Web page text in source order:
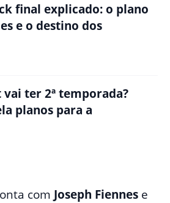
final explicado: o plano
e o destino dos
ter 2ª temporada?
planos para a
com Joseph Fiennes e